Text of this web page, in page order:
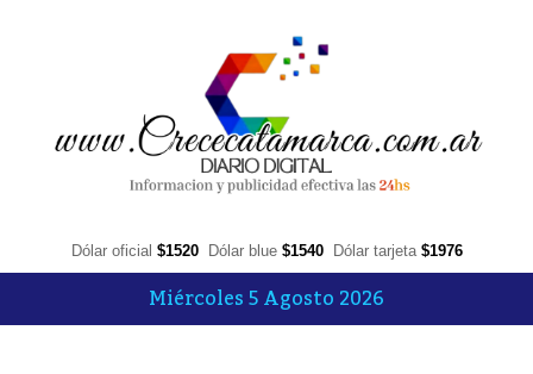
Dólar oficial $1520 Dólar blue $1540 Dólar tarjeta $1976
Miércoles 5 Agosto 2026